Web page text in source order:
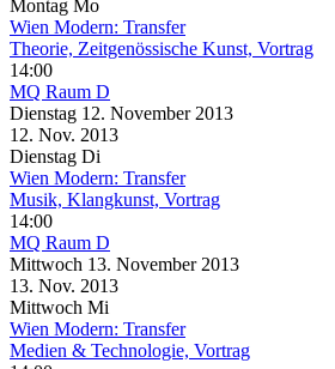
Montag Mo
Wien Modern: Transfer
Theorie, Zeitgenössische Kunst, Vortrag
14:00
MQ Raum D
Dienstag 12. November 2013
12. Nov. 2013
Dienstag Di
Wien Modern: Transfer
Musik, Klangkunst, Vortrag
14:00
MQ Raum D
Mittwoch 13. November 2013
13. Nov. 2013
Mittwoch Mi
Wien Modern: Transfer
Medien & Technologie, Vortrag